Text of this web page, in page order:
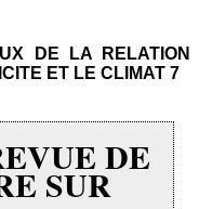
DE LA RELATION
ET LE CLIMAT 7
DE
SUR